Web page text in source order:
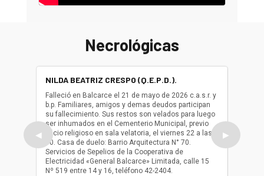
Necrológicas
◀
NILDA BEATRIZ CRESPO (Q.E.P.D.).
Falleció en Balcarce el 21 de mayo de 2026 c.a.s.r. y
b.p. Familiares, amigos y demas deudos participan
su fallecimiento. Sus restos son velados para luego
ser inhumados en el Cementerio Municipal, previo
oficio religioso en sala velatoria, el viernes 22 a las
10. Casa de duelo: Barrio Arquitectura N° 70.
Servicios de Sepelios de la Cooperativa de
Electricidad «General Balcarce» Limitada, calle 15
Nº 519 entre 14 y 16, teléfono 42-2404.
ser
oficio
▶